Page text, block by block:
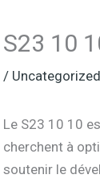
S23 10
/ Uncategorized
Le S23 10 10
cherchent à
soutenir le